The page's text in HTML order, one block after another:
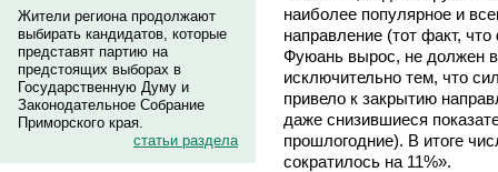
Жители региона продолжают
выбирать кандидатов, которые
представят партию на
предстоящих выборах в
Государственную Думу и
Законодательное Собрание
Приморского края.
статьи раздела
наиболее популярное и
направление (тот факт,
Фуюань вырос, не должен
исключительно тем, что
привело к закрытию
даже снизившиеся
прошлогодние). В итоге
сократилось на 11%».